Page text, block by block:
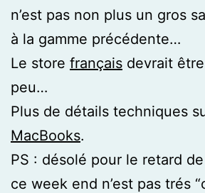
n’est pas non plus un gros
à la gamme précédente…
Le store français devrait
peu…
Plus de détails techniques
MacBooks.
PS : désolé pour le retard
ce week end n’est pas trés